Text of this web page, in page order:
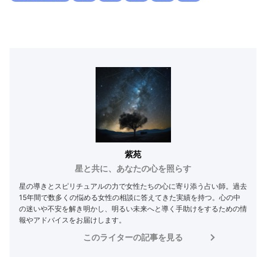
紫苑
星と共に、あなたの心を照らす
星の導きとスピリチュアルの力で女性たちの心に寄り添う占い師。過去
15年間で数多くの悩める女性の相談に答えてきた実績を持つ。心の中
の迷いや不安を解き明かし、明るい未来へと導く手助けをするための情
報やアドバイスをお届けします。
このライターの記事を見る